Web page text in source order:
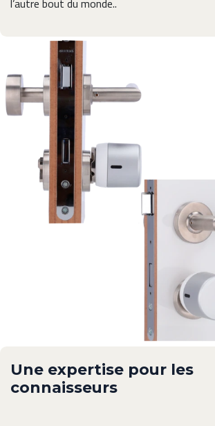
Une expertise pour les
connaisseurs